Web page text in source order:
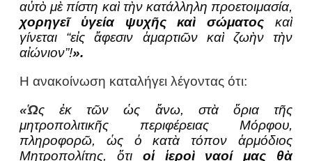
αὐτὸ μὲ πίστη καὶ τὴν κατάλληλη προετοιμασία,
χορηγεῖ ὑγεία ψυχῆς καὶ σώματος καὶ
γίνεται “εἰς ἄφεσιν ἁμαρτιῶν καὶ ζωὴν τὴν
αἰώνιον”!».
Η ανακοίνωση καταλήγει λέγοντας ότι:
«Ὡς ἐκ τῶν ὡς ἄνω, στὰ ὅρια τῆς
μητροπολιτικῆς περιφέρειας Μόρφου,
πληροφορῶ, ὡς ὁ κατὰ τόπον ἁρμόδιος
Μητροπολίτης, ὅτιοἱ ἱεροὶ ναοί μας θὰ